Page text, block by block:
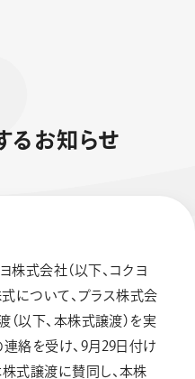
る お知 らせ
株式会社（以下、コクヨ
式について、プラス株式会
（以下、本株式譲渡）を実
絡を受け、9月29日付け
式譲渡に賛同し、本株